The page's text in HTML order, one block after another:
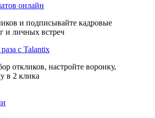
онлайн
и подписывайте кадровые
и личных встреч
с Talantix
откликов, настройте воронку,
в 2 клика